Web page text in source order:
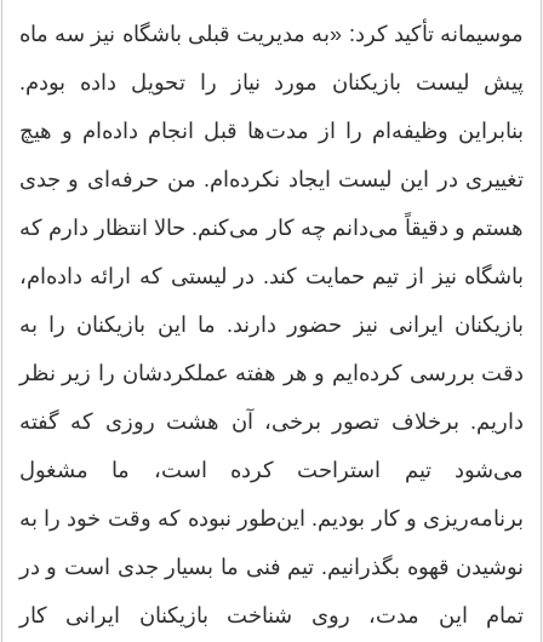
موسیمانه تأکید کرد: «به مدیریت قبلی باشگاه نیز سه ماه
پیش لیست بازیکنان مورد نیاز را تحویل داده بودم.
بنابراین وظیفه‌ام را از مدت‌ها قبل انجام داده‌ام و هیچ
تغییری در این لیست ایجاد نکرده‌ام. من حرفه‌ای و جدی
هستم و دقیقاً می‌دانم چه کار می‌کنم. حالا انتظار دارم که
باشگاه نیز از تیم حمایت کند. در لیستی که ارائه داده‌ام،
بازیکنان ایرانی نیز حضور دارند. ما این بازیکنان را به
دقت بررسی کرده‌ایم و هر هفته عملکردشان را زیر نظر
داریم. برخلاف تصور برخی، آن هشت روزی که گفته
می‌شود تیم استراحت کرده است، ما مشغول
برنامه‌ریزی و کار بودیم. این‌طور نبوده که وقت خود را به
نوشیدن قهوه بگذرانیم. تیم فنی ما بسیار جدی است و در
تمام این مدت، روی شناخت بازیکنان ایرانی کار